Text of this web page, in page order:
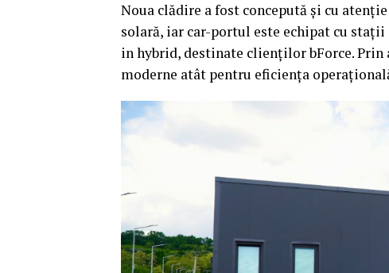
Noua clădire a fost concepută și cu
solară, iar car-portul este echipat cu
in hybrid, destinate clienților bForce.
moderne atât pentru eficiența